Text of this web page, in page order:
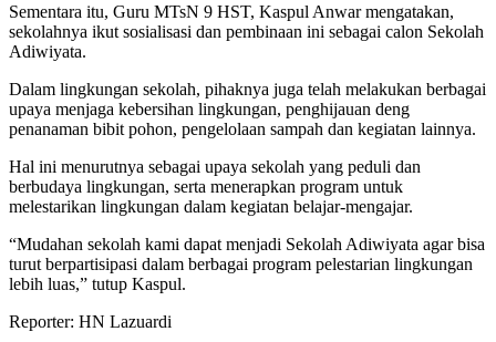
Sementara itu, Guru MTsN 9 HST, Kaspul Anwar mengatakan,
sekolahnya ikut sosialisasi dan pembinaan ini sebagai calon Sekolah
Adiwiyata.
Dalam lingkungan sekolah, pihaknya juga telah melakukan berbagai
upaya menjaga kebersihan lingkungan, penghijauan deng
penanaman bibit pohon, pengelolaan sampah dan kegiatan lainnya.
Hal ini menurutnya sebagai upaya sekolah yang peduli dan
berbudaya lingkungan, serta menerapkan program untuk
melestarikan lingkungan dalam kegiatan belajar-mengajar.
“Mudahan sekolah kami dapat menjadi Sekolah Adiwiyata agar bisa
turut berpartisipasi dalam berbagai program pelestarian lingkungan
lebih luas,” tutup Kaspul.
Reporter: HN Lazuardi